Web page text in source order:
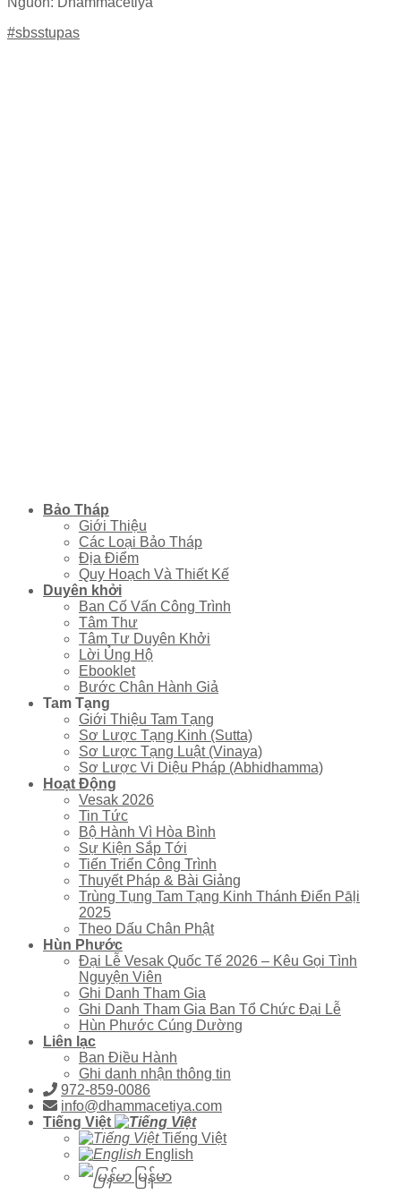
#sbsstupas
Bảo Tháp
Giới Thiệu
Các Loại Bảo Tháp
Địa Điểm
Quy Hoạch Và Thiết Kế
Duyên khởi
Ban Cố Vấn Công Trình
Tâm Thư
Tâm Tư Duyên Khởi
Lời Ủng Hộ
Ebooklet
Bước Chân Hành Giả
Tam Tạng
Giới Thiệu Tam Tạng
Sơ Lược Tạng Kinh (Sutta)
Sơ Lược Tạng Luật (Vinaya)
Sơ Lược Vi Diệu Pháp (Abhidhamma)
Hoạt Động
Vesak 2026
Tin Tức
Bộ Hành Vì Hòa Bình
Sự Kiện Sắp Tới
Tiến Triển Công Trình
Thuyết Pháp & Bài Giảng
Trùng Tụng Tam Tạng Kinh Thánh Điển Pāḷi
2025
Theo Dấu Chân Phật
Hùn Phước
Đại Lễ Vesak Quốc Tế 2026 – Kêu Gọi Tình
Nguyện Viên
Ghi Danh Tham Gia
Ghi Danh Tham Gia Ban Tổ Chức Đại Lễ
Hùn Phước Cúng Dường
Liên lạc
Ban Điều Hành
Ghi danh nhận thông tin
972-859-0086
info@dhammacetiya.com
Tiếng Việt
Tiếng Việt
English
မြန်မာ